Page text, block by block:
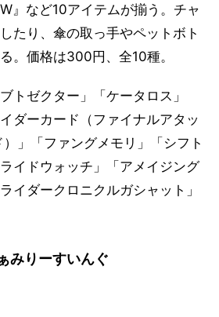
』など10アイテムが揃う。チャ
たり、傘の取っ手やペットボト
。価格は300円、全10種。
トゼクター」「ケータロス」
ダーカード（ファイナルアタッ
」「ファングメモリ」「シフト
イドウォッチ」「アメイジング
イダークロニクルガシャット」
みりーすいんぐ